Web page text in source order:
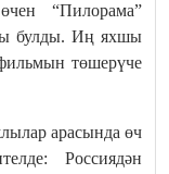
“Пилорама”
булды. Иң яхшы
төшерүче
арасында өч
Россиядән